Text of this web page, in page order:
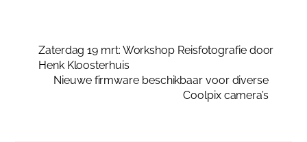
Zaterdag 19 mrt: Workshop Reisfotografie door
Henk Kloosterhuis
Nieuwe firmware beschikbaar voor diverse
Coolpix camera’s